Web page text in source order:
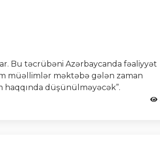
Bu təcrübəni Azərbaycanda fəaliyyət
müəllimlər məktəbə gələn zaman
haqqında düşünülməyəcək”.